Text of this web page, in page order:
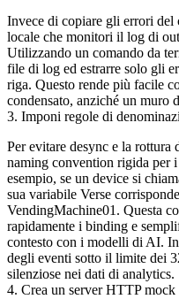
Invece di copiare gli errori del
locale che monitori il log di
Utilizzando un comando da
file di log ed estrarre solo gli
riga. Questo rende più facile
condensato, anziché un muro
3. Imponi regole di
Per evitare desync e la
naming convention rigida per
esempio, se un device si
sua variabile Verse
VendingMachine01. Questa
rapidamente i binding e
contesto con i modelli di AI.
degli eventi sotto il limite dei
silenziose nei dati di analytics.
4. Crea un server HTTP mock